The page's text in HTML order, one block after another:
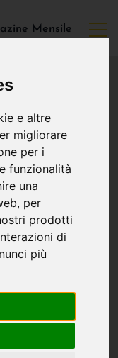
e altre
migliorare
per i
funzionalità
una
, per
prodotti
di
più
Mensile